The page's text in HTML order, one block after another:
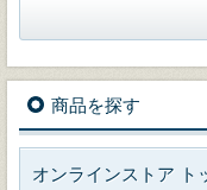
商品を探す
オンラインストア ト